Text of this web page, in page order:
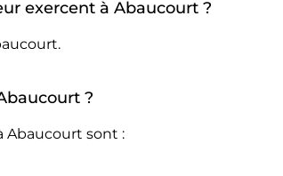
exercent à Abaucourt ?
?
Abaucourt sont :